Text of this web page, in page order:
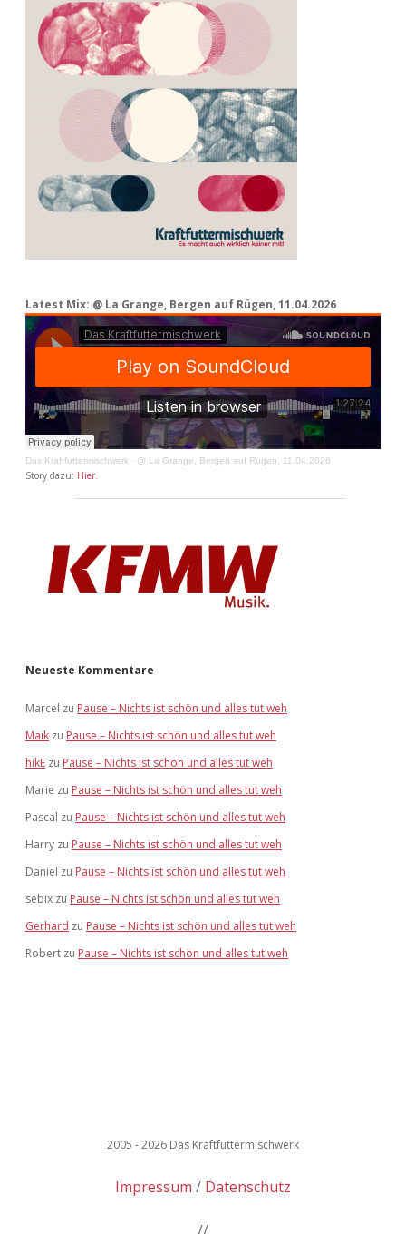
Latest Mix: @ La Grange, Bergen auf Rügen, 11.04.2026
Das Kraftfuttermischwerk · @ La Grange, Bergen auf Rügen, 11.04.2026
Story dazu: Hier
Neueste Kommentare
Marcel zu Pause – Nichts ist schön und alles tut weh
Maik zu Pause – Nichts ist schön und alles tut weh
hikE zu Pause – Nichts ist schön und alles tut weh
Marie zu Pause – Nichts ist schön und alles tut weh
Pascal zu Pause – Nichts ist schön und alles tut weh
Harry zu Pause – Nichts ist schön und alles tut weh
Daniel zu Pause – Nichts ist schön und alles tut weh
sebix zu Pause – Nichts ist schön und alles tut weh
Gerhard zu Pause – Nichts ist schön und alles tut weh
Robert zu Pause – Nichts ist schön und alles tut weh
2005 - 2026 Das Kraftfuttermischwerk
Impressum Datenschutz